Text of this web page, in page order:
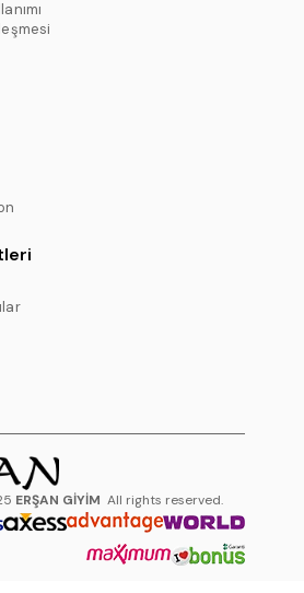
ERŞAN GİYİM All rights reserved.